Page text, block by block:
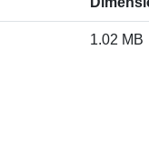
1.02 MB